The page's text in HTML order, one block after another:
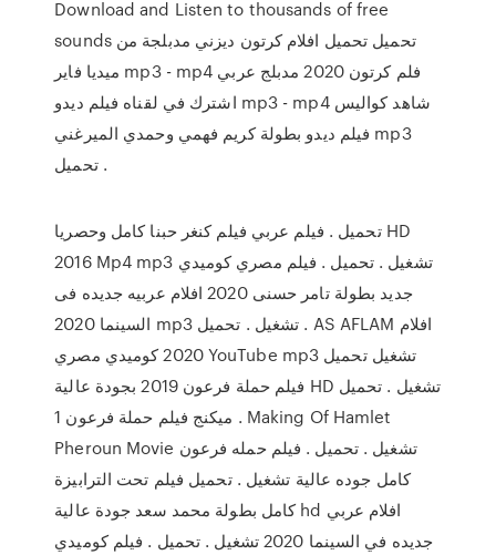
Download and Listen to thousands of free
sounds تحميل تحميل افلام كرتون ديزني مدبلجة من
ميديا فاير mp3 - mp4 فلم كرتون 2020 مدبلج عربي
اشترك في لقناه فيلم ديدو mp3 - mp4 شاهد كواليس
فيلم ديدو بطولة كريم فهمي وحمدي الميرغني mp3
تحميل .
تحميل . فيلم عربي فيلم كنغر حبنا كامل وحصريا HD
2016 Mp4 mp3 تشغيل . تحميل . فيلم مصري كوميدي
جديد بطولة تامر حسنى 2020 افلام عربيه جديده فى
السينما 2020 mp3 تشغيل . تحميل . AS AFLAM افلام
2020 كوميدي مصري YouTube mp3 تشغيل تحميل
فيلم حملة فرعون 2019 بجودة عالية HD تشغيل . تحميل
. ميكنج فيلم حملة فرعون 1 Making Of Hamlet
Pheroun Movie تشغيل . تحميل . فيلم حمله فرعون
كامل جوده عالية تشغيل . تحميل فيلم تحت الترابيزة
كامل بطولة محمد سعد جودة عالية hd افلام عربي
جديده في السينما 2020 تشغيل . تحميل . فيلم كوميدي